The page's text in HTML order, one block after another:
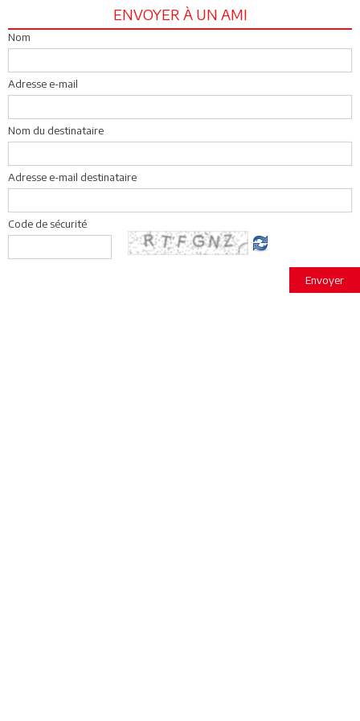
ENVOYER À UN AMI
Nom
Adresse e-mail
Nom du destinataire
Adresse e-mail destinataire
Code de sécurité
Envoyer